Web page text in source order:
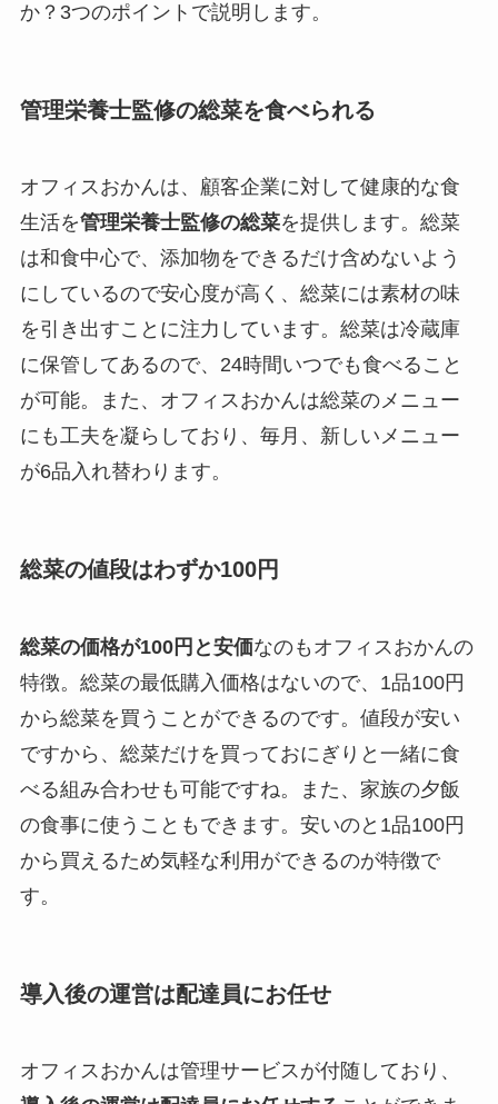
か？3つのポイントで説明します。
管理栄養士監修の総菜を食べられる
オフィスおかんは、顧客企業に対して健康的な食
生活を管理栄養士監修の総菜を提供します。総菜
は和食中心で、添加物をできるだけ含めないよう
にしているので安心度が高く、総菜には素材の味
を引き出すことに注力しています。総菜は冷蔵庫
に保管してあるので、24時間いつでも食べること
が可能。また、オフィスおかんは総菜のメニュー
にも工夫を凝らしており、毎月、新しいメニュー
が6品入れ替わります。
総菜の値段はわずか100円
総菜の価格が100円と安価なのもオフィスおかんの
特徴。総菜の最低購入価格はないので、1品100円
から総菜を買うことができるのです。値段が安い
ですから、総菜だけを買っておにぎりと一緒に食
べる組み合わせも可能ですね。また、家族の夕飯
の食事に使うこともできます。安いのと1品100円
から買えるため気軽な利用ができるのが特徴で
す。
導入後の運営は配達員にお任せ
オフィスおかんは管理サービスが付随しており、